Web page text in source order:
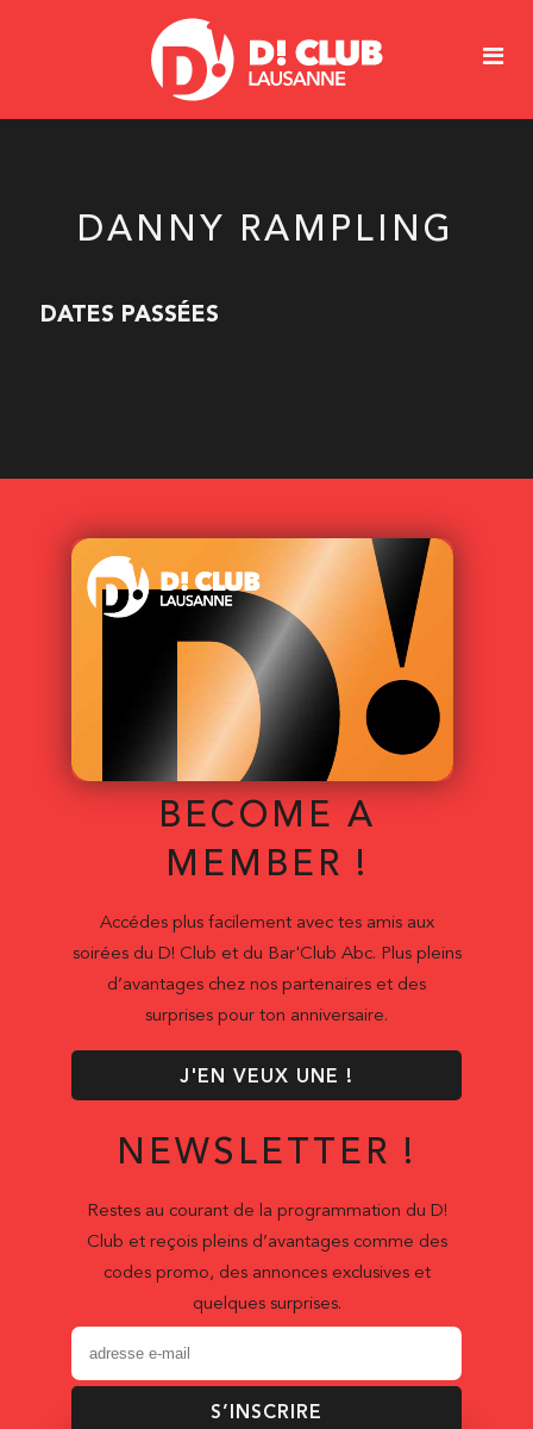
DANNY RAMPLING
DATES PASSÉES
BECOME A
MEMBER !
Accédes plus facilement avec tes amis aux
soirées du D! Club et du Bar'Club Abc. Plus pleins
d’avantages chez nos partenaires et des
surprises pour ton anniversaire.
J'EN VEUX UNE !
NEWSLETTER !
Restes au courant de la programmation du D!
Club et reçois pleins d’avantages comme des
codes promo, des annonces exclusives et
quelques surprises.
S’INSCRIRE